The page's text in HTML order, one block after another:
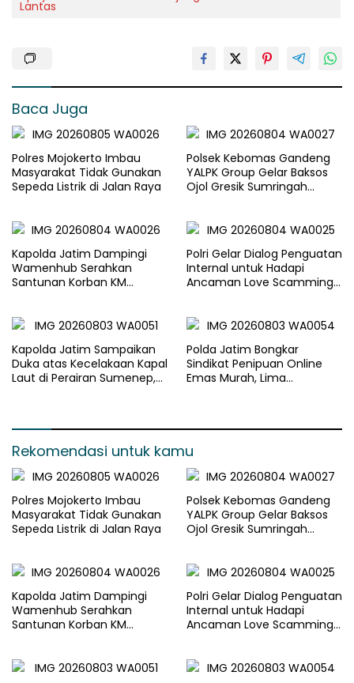
Lantas
Baca Juga
Polres Mojokerto Imbau
Masyarakat Tidak Gunakan
Sepeda Listrik di Jalan Raya
Polsek Kebomas Gandeng
YALPK Group Gelar Baksos
Ojol Gresik Sumringah
Kapolda Jatim Dampingi
Wamenhub Serahkan
Santunan Korban KM
Polri Gelar Dialog Penguatan
Internal untuk Hadapi
Ancaman Love Scamming
Kapolda Jatim Sampaikan
Duka atas Kecelakaan Kapal
Laut di Perairan Sumenep,
Polda Jatim Bongkar
Sindikat Penipuan Online
Emas Murah, Lima
Rekomendasi untuk kamu
Polres Mojokerto Imbau
Masyarakat Tidak Gunakan
Sepeda Listrik di Jalan Raya
Polsek Kebomas Gandeng
YALPK Group Gelar Baksos
Ojol Gresik Sumringah
Kapolda Jatim Dampingi
Wamenhub Serahkan
Santunan Korban KM
Polri Gelar Dialog Penguatan
Internal untuk Hadapi
Ancaman Love Scamming